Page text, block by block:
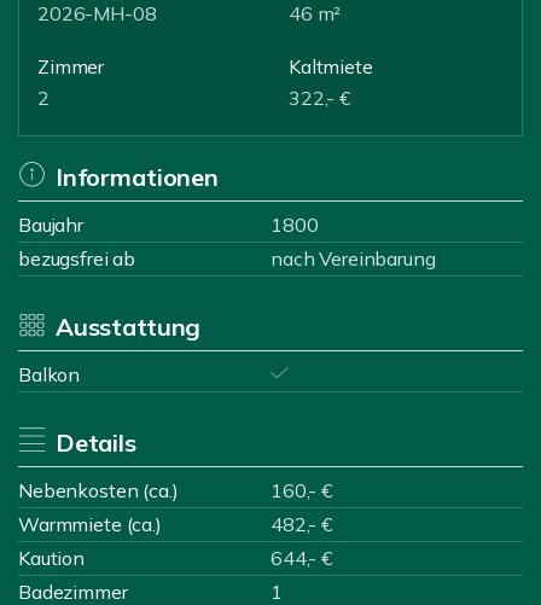
2026-MH-08
46 m²
Zimmer
2
Kaltmiete
322,- €
Informationen
Baujahr
1800
bezugsfrei ab
nach Vereinbarung
Ausstattung
Balkon
Details
Nebenkosten (ca.)
160,- €
Warmmiete (ca.)
482,- €
Kaution
644,- €
Badezimmer
1